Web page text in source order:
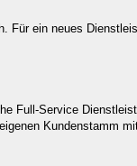
ein neues
Full-Service
Kundenstamm